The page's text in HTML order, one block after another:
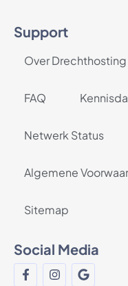
Support
Over Drechthosting
FAQ
Netwerk Status
Algemene
Sitemap
Social Media